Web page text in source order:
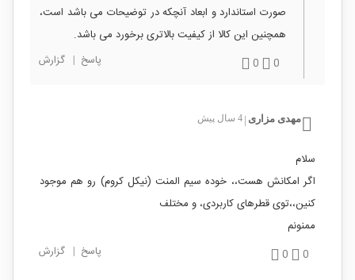
صورت استاندارد و ابعاد آنچکه در توضیحات می باشد است،
همچنین این کالا از کیفیت بالاتری برخورد می باشد.
0
0 پاسخ | گزارش
مهدی مزاری 4 سال پیش
سلام
اگر امکانش هست،، خوده سیم المنت (نیکل کروم) رو هم موجود
کنین،،توی قطرهای کاربردی، و مختلف
ممنونم
0
0 پاسخ | گزارش